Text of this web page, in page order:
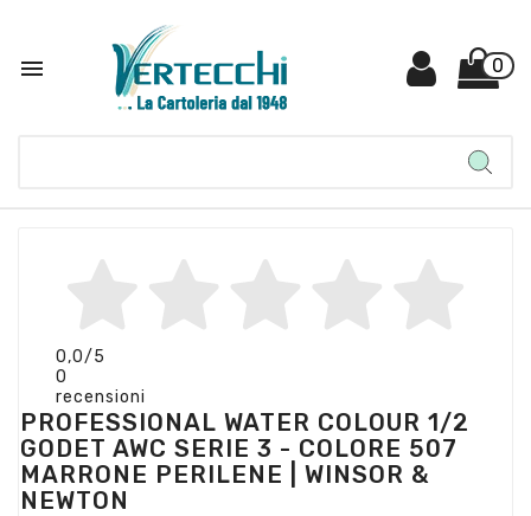
 0
0,0/5
0
recensioni
PROFESSIONAL WATER COLOUR 1/2
GODET AWC SERIE 3 - COLORE 507
MARRONE PERILENE | WINSOR &
NEWTON